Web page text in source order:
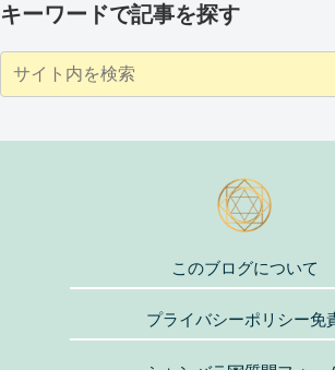
キーワードで記事を探す
このブログについて
プライバシーポリシー免